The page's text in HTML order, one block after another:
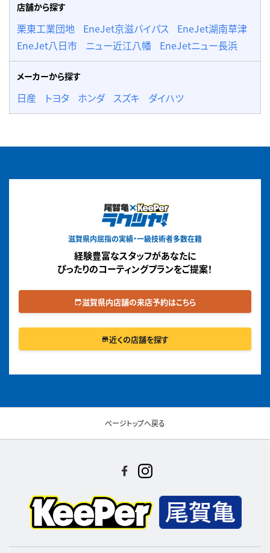
店舗から探す
栗東工業団地 EneJet京滋バイパス
EneJet湖南草津
EneJet八日市
ニュー近江八幡 EneJetニュー長浜
メーカーから探す
日産 トヨタ ホンダ スズキ ダイハツ
滋賀県内屈指の実績・一級技術者多数在籍
経験豊富なスタッフがあなたに
ぴったりのコーティングプランをご提案！
edit_calendar滋賀県内店舗の来店予約はこちら
store近くの店舗を探す
ページトップへ戻る